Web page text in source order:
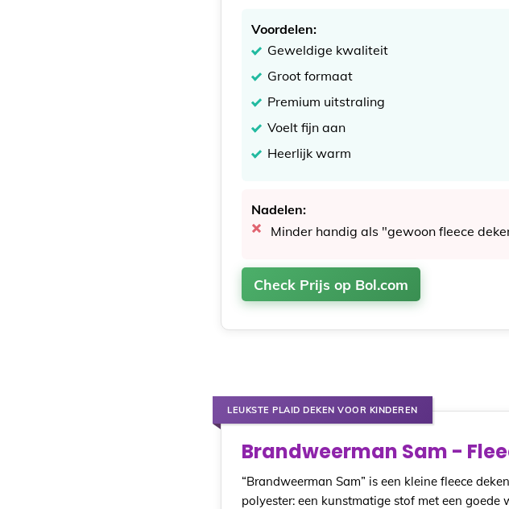
Voordelen:
Geweldige kwaliteit
Groot formaat
Premium uitstraling
Voelt fijn aan
Heerlijk warm
Nadelen:
Minder handig als "gewoon fleece
Check Prijs op Bol.com
LEUKSTE PLAID DEKEN VOOR KINDEREN
Brandweerman Sam -
“Brandweerman Sam” is een kleine fleece
polyester: een kunstmatige stof met een